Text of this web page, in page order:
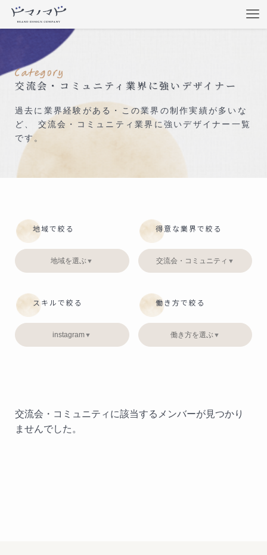
交流会・コミュニティ業界に強いデザイナー
過去に業界経験がある・この業界の制作実績が多いな
ど、 交流会・コミュニティ業界に強いデザイナー一覧
です。
地域で絞る
地域を選ぶ ▼
得意な業界で絞る
交流会・コミュニティ ▼
スキルで絞る
instagram▼
働き方で絞る
働き方を選ぶ ▼
交流会・コミュニティに該当するメンバーが見つかり
ませんでした。